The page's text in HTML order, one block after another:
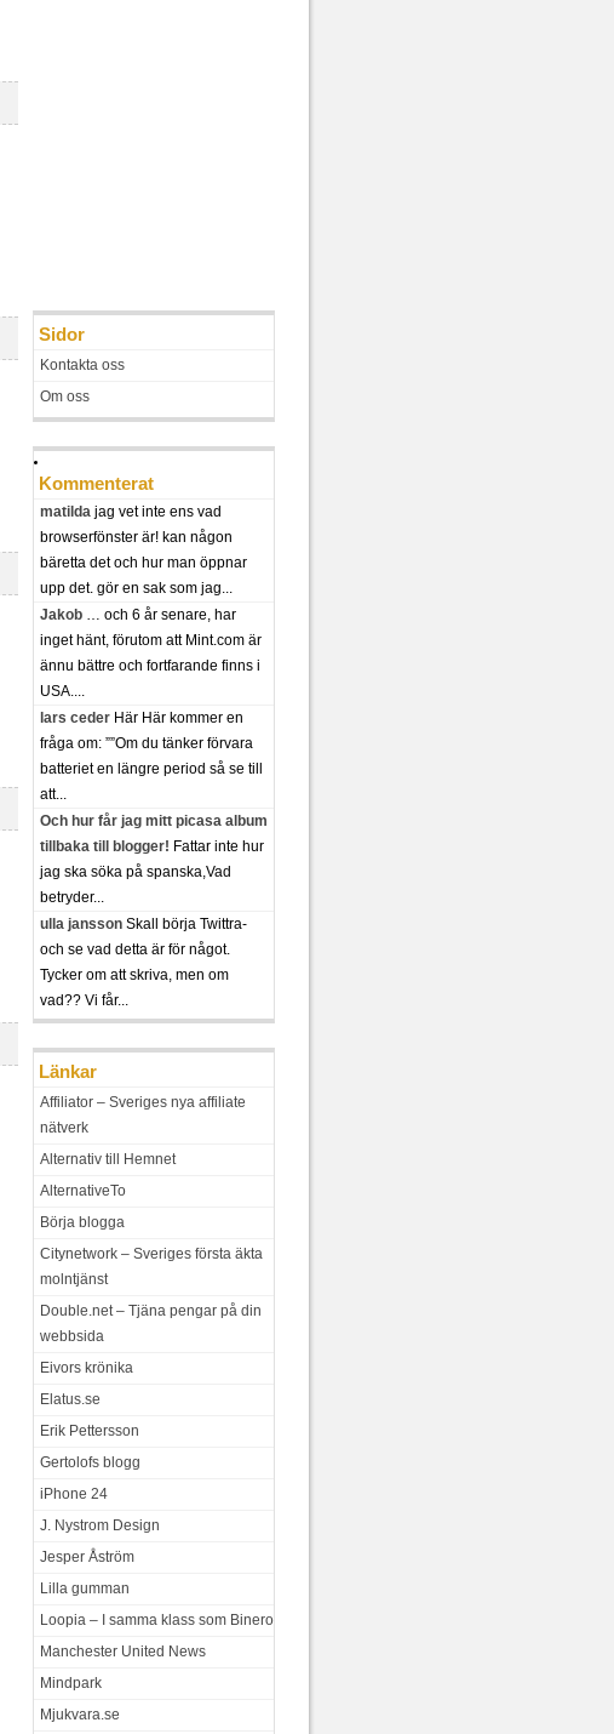
Sidor
Kontakta oss
Om oss
Kommenterat
matilda jag vet inte ens vad
browserfönster är! kan någon
bäretta det och hur man öppnar
upp det. gör en sak som jag...
Jakob … och 6 år senare, har
inget hänt, förutom att Mint.com är
ännu bättre och fortfarande finns i
USA....
lars ceder Här Här kommer en
fråga om: ””Om du tänker förvara
batteriet en längre period så se till
att...
Och hur får jag mitt picasa album
tillbaka till blogger! Fattar inte hur
jag ska söka på spanska,Vad
betryder...
ulla jansson Skall börja Twittra-
och se vad detta är för något.
Tycker om att skriva, men om
vad?? Vi får...
Länkar
Affiliator – Sveriges nya affiliate
nätverk
Alternativ till Hemnet
AlternativeTo
Börja blogga
Citynetwork – Sveriges första äkta
molntjänst
Double.net – Tjäna pengar på din
webbsida
Eivors krönika
Elatus.se
Erik Pettersson
Gertolofs blogg
iPhone 24
J. Nystrom Design
Jesper Åström
Lilla gumman
Loopia – I samma klass som Binero
Manchester United News
Mindpark
Mjukvara.se